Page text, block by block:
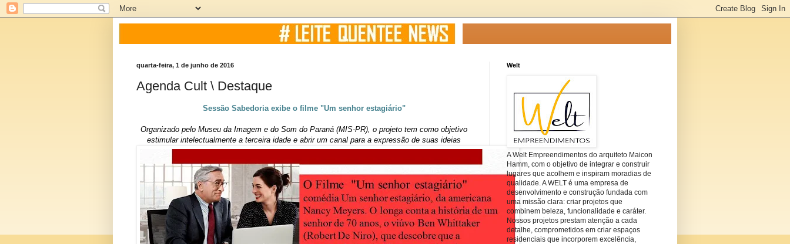
quarta-feira, 1 de junho de 2016
Agenda Cult \ Destaque
Sessão Sabedoria exibe o filme "Um senhor estagiário"
Organizado pelo Museu da Imagem e do Som do Paraná (MIS-PR), o projeto tem como objetivo
estimular intelectualmente a terceira idade e abrir um canal para a expressão de suas ideias
Welt
A Welt Empreendimentos do arquiteto Maicon
Hamm, com o objetivo de integrar e construir
lugares que acolhem e inspiram moradias de
qualidade. A WELT é uma empresa de
desenvolvimento e construção fundada com
uma missão clara: criar projetos que
combinem beleza, funcionalidade e caráter.
Nossos projetos prestam atenção a cada
detalhe, comprometidos em criar espaços
residenciais que incorporem excelência,